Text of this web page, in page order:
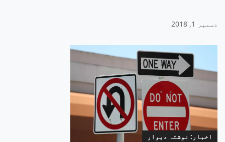
دسمبر 1, 2018
اخبار: نوشتہ دیوار